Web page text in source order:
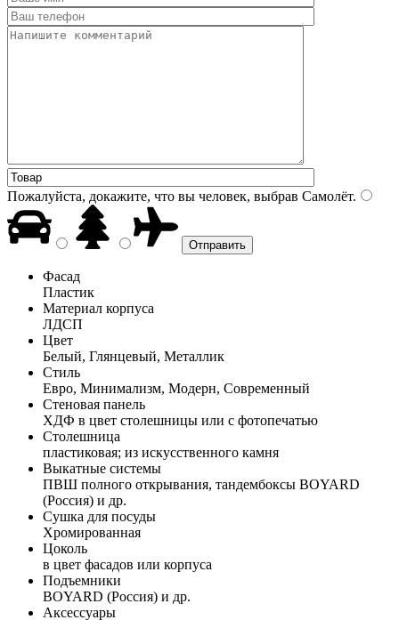
Пожалуйста, докажите, что вы человек, выбрав Самолёт.
Фасад
Пластик
Материал корпуса
ЛДСП
Цвет
Белый, Глянцевый, Металлик
Стиль
Евро, Минимализм, Модерн, Современный
Стеновая панель
ХДФ в цвет столешницы или с фотопечатью
Столешница
пластиковая; из искусственного камня
Выкатные системы
ПВШ полного открывания, тандембоксы BOYARD
(Россия) и др.
Сушка для посуды
Хромированная
Цоколь
в цвет фасадов или корпуса
Подъемники
BOYARD (Россия) и др.
Аксессуары